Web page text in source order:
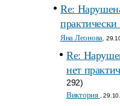
Re:
Яна Леонова ,
Re:
нет
292)
Виктория ,